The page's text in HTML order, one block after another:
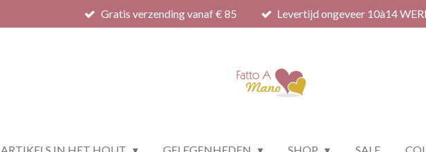
Gratis verzending vanaf € 85 Levertijd ongeveer 10à14